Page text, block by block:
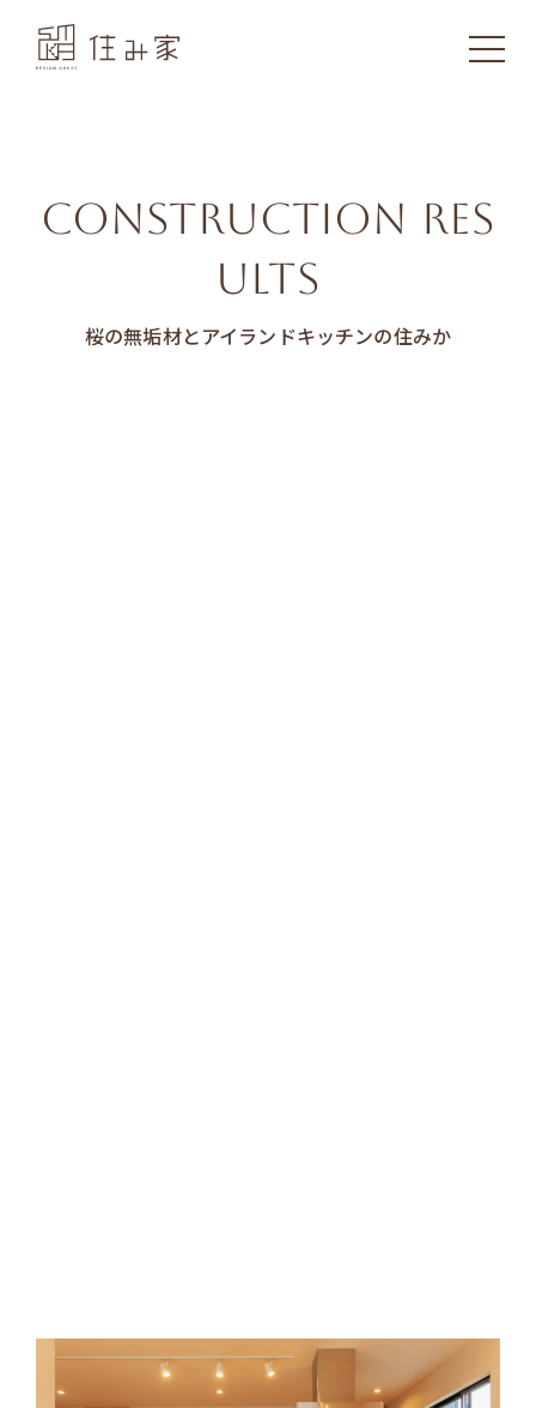
CONSTRUCTION RES
ULTS
桜の無垢材とアイランドキッチンの住みか